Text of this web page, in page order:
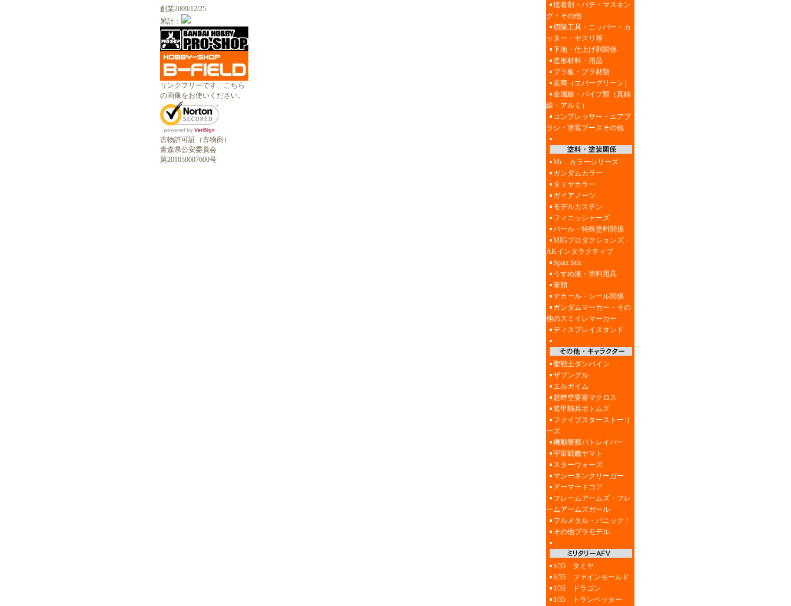
創業2009/12/25
累計：
リンクフリーです、こちら
の画像をお使いください。
古物許可証（古物商）
青森県公安委員会
第201050007600号
接着剤・パテ・マスキン
グ・その他
切除工具・ニッパー・カ
ッター・ヤスリ等
下地・仕上げ剤関係
造形材料・用品
プラ板・プラ材類
京商（エバーグリーン）
金属線・パイプ類（真鍮
線・アルミ）
コンプレッサー・エアブ
ラシ・塗装ブースその他
Mr．カラーシリーズ
ガンダムカラー
タミヤカラー
ガイアノーツ
モデルカステン
フィニッシャーズ
パール・特殊塗料関係
MIGプロダクションズ・
AKインタラクティブ
Spatz Stix
うすめ液・塗料用具
筆類
デカール・シール関係
ガンダムマーカー・その
他のスミイレマーカー
ディスプレイスタンド
聖戦士ダンバイン
ザブングル
エルガイム
超時空要塞マクロス
装甲騎兵ボトムズ
ファイブスターストーリ
ーズ
機動警察パトレイバー
宇宙戦艦ヤマト
スターウォーズ
マシーネンクリーガー
アーマードコア
フレームアームズ・フレ
ームアームズガール
フルメタル・パニック！
その他プラモデル
1/35 タミヤ
1/35 ファインモールド
1/35 ドラゴン
1/35 トランペッター